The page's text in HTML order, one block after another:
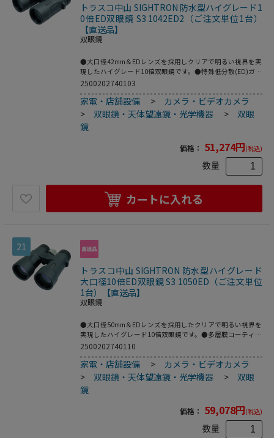
トラスコ中山 SIGHTRON 防水型ハイグレード1
0倍ED双眼鏡 S3 1042ED2（ご注文単位1台）
【直送品】
双眼鏡
●大口径42mm＆EDレンズを採用しクリアで明るい視界を実
現したハイグレード10倍双眼鏡です。●特殊低分散(ED)ガラ
スレンズを光学系に採用し、色収差のないクリアでシャープ
な高解像を実現しており、あらゆる場面で活躍する高性能双
眼鏡です。●多層膜コーティングを全ての空気接触面に施す
ことで、高い透過率を実現しています。●ダハプリズムには
位相差補正コートを施し、補助プリズムには誘電体多層膜を
施すことで、高い解像力と明るい視野を楽しめます。●セン
実なピント合わせが可能です。●ロングアイレリーフ設計に
よりー、眼鏡をかけて使用する際にも、視野の隅々まで広く
見渡すことが可能です。●ツイストアップ式のゴム見口採用
で、内部レンズの曇りを防ぎ、完全防水設計ですので、アウ
トドアでの突然の雨や水辺での使用にも安心です。●本体は
です。寒冷地でも扱いやすくなっています。●遠くにある対
象物を大きく見るときに。●遠くて見えにくい人・場所・物
の監視・確認に。●一般的には、スポーツ観戦、観劇・コン
サート、バードウォッチング、ネイチャーウォッチング、ス
ターウォッチングに。●倍率(倍)：10●レンズ寸法(mm)：
42●実視界(°)：6.2●最短合焦距離(m)：2●幅(mm)：133●
奥行(mm)：134●全高(mm)：53●アイレリーフ(mm)：16●
高さ(mm)：53●1000m先の視野(m)：108●明るさ(lm)：
位相差補正コート、誘電体多層膜●コーティング：フルマル
チコート
2500202740103
家電・店舗設備 > カメラ・ビデオカメラ
>双眼鏡・天体望遠鏡・光学機器 >双眼
鏡
価格： 51,274円(税込)
数量
カートに入れる
21
トラスコ中山 SIGHTRON 防水型ハイグレード
大口径10倍ED双眼鏡 S3 1050ED（ご注文単位
1台）【直送品】
双眼鏡
●大口径50mm＆EDレンズを採用したクリアで明るい視界を
実現したハイグレード10倍双眼鏡です。●多層膜コーティン
グを全てのレンズの空気接触面に施すことで、高い透過率を
実現しています。●ダハプリズムには位相差補正コートを施
し、補助プリズムには誘電体多層膜を施すことで、高い解像
力と明るい視野を楽しめます。●センターフォーカス方式と
大型ピントリングを採用し、素早く確実なピント合わせが可
能です。●ロングアイレリーフ設計により、眼鏡をかけて使
●ツイストアップ式のゴム見口採用により、目に当てた時に
心地よい使用感を提供します。●本体内部に乾燥窒素を充填
することで、内部レンズの曇りを防ぎ、完全防水設計ですの
2500202740110
家電・店舗設備 > カメラ・ビデオカメラ
>双眼鏡・天体望遠鏡・光学機器 >双眼
鏡
価格： 59,078円(税込)
数量